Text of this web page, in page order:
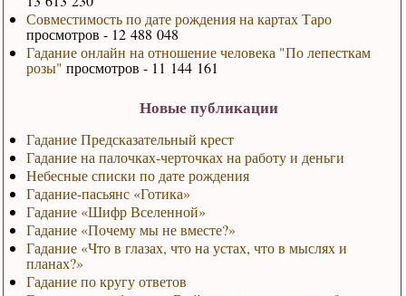
Совместимость по дате рождения на картах Таро
просмотров - 12 488 048
Гадание онлайн на отношение человека "По лепесткам
розы" просмотров - 11 144 161
Новые публикации
Гадание Предсказательный крест
Гадание на палочках-черточках на работу и деньги
Небесные списки по дате рождения
Гадание-пасьянс «Готика»
Гадание «Шифр Вселенной»
Гадание «Почему мы не вместе?»
Гадание «Что в глазах, что на устах, что в мыслях и
планах?»
Гадание по кругу ответов